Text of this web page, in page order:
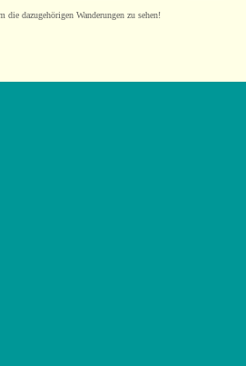
dazugehörigen Wanderungen zu sehen!